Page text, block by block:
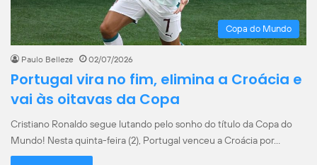
Copa do Mundo
Paulo Belleze 02/07/2026
Portugal vira no fim, elimina a Croácia e
vai às oitavas da Copa
Cristiano Ronaldo segue lutando pelo sonho do título da Copa do
Mundo! Nesta quinta-feira (2), Portugal venceu a Croácia por…